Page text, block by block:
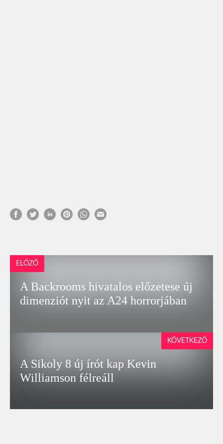
ELŐZŐ
A Backrooms hivatalos előzetese új
dimenziót nyit az A24 horrorjában
A Sikoly 8 új írót kap Kevin
Williamson félreáll
KÖVETKEZŐ